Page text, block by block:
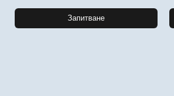
Запитване